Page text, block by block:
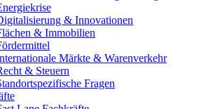
& Innovationen
& Immobilien
Märkte & Warenverkehr
& Steuern
Fragen